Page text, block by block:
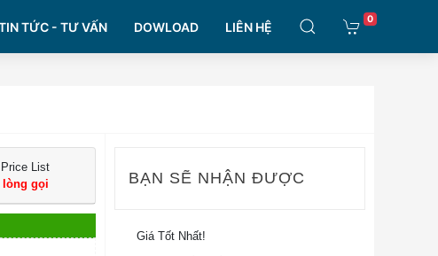
TỨC - TƯ VẤN DOWLOAD LIÊN HỆ
0
List
lòng gọi
BẠN SẼ NHẬN ĐƯỢC
Giá Tốt Nhất!